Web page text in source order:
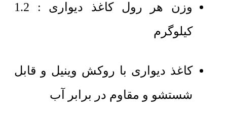
وزن هر رول کاغذ دیواری : 1.2
کیلوگرم
کاغذ دیواری با روکش وینیل و قابل
شستشو و مقاوم در برابر آب